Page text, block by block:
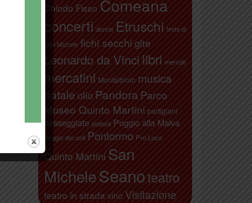
Chiodo Fisso Comeana
concerti donne Etruschi festa di
San Michele fichi secchi gite
Leonardo da Vinci libri mercati
mercatini Montalbiolo musica
natale olio Pandora Parco
Museo Quinto Martini partigiani
passeggiate poesia Poggio alla Malva
Poggio dei colli Pontormo Pro Loco
Quinto Martini San
MicheleSeanoteatro
teatro in strada vino Visitazione